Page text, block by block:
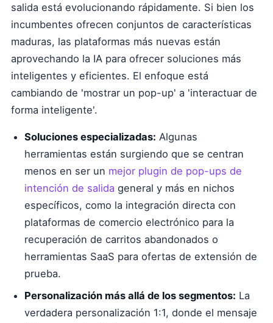
salida está evolucionando rápidamente. Si bien los
incumbentes ofrecen conjuntos de características
maduras, las plataformas más nuevas están
aprovechando la IA para ofrecer soluciones más
inteligentes y eficientes. El enfoque está
cambiando de 'mostrar un pop-up' a 'interactuar de
forma inteligente'.
Soluciones especializadas: Algunas
herramientas están surgiendo que se centran
menos en ser un mejor plugin de pop-ups de
intención de salida general y más en nichos
específicos, como la integración directa con
plataformas de comercio electrónico para la
recuperación de carritos abandonados o
herramientas SaaS para ofertas de extensión de
prueba.
Personalización más allá de los segmentos: La
verdadera personalización 1:1, donde el mensaje